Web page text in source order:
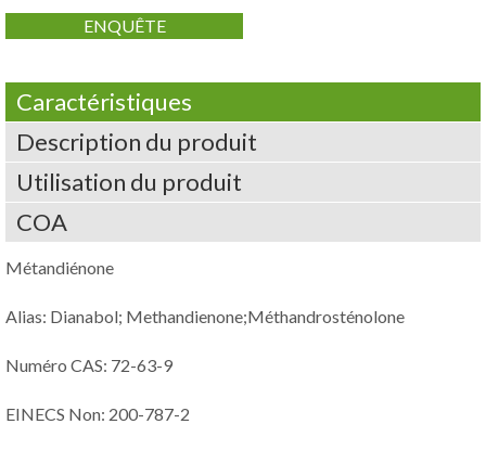
ENQUÊTE
Caractéristiques
Description du produit
Utilisation du produit
COA
Métandiénone
Alias: Dianabol; Methandienone;Méthandrosténolone
Numéro CAS: 72-63-9
EINECS Non: 200-787-2